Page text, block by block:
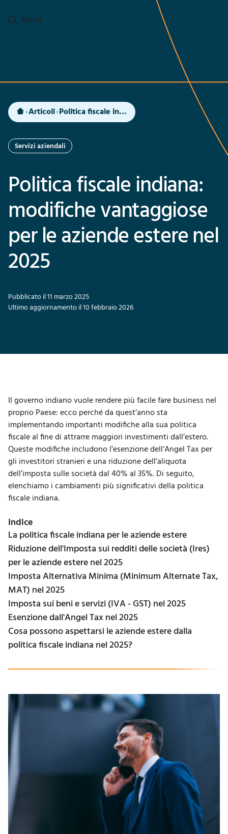
Menù
Articoli Politica fiscale indiana: modifiche vantaggiose per le aziende estere nel 2025
Servizi aziendali
Politica fiscale indiana:
modifiche vantaggiose
per le aziende estere nel
2025
Pubblicato il 11 marzo 2025
Ultimo aggiornamento il 10 febbraio 2026
Il governo indiano vuole rendere più facile fare business nel
proprio Paese: ecco perché da quest’anno sta
implementando importanti modifiche alla sua politica
fiscale al fine di attrarre maggiori investimenti dall’estero.
Queste modifiche includono l’esenzione dell’Angel Tax per
gli investitori stranieri e una riduzione dell’aliquota
dell’imposta sulle società dal 40% al 35%. Di seguito,
elenchiamo i cambiamenti più significativi della politica
fiscale indiana.
Indice
La politica fiscale indiana per le aziende estere
Riduzione dell'Imposta sui redditi delle società (Ires)
per le aziende estere nel 2025
Imposta Alternativa Minima (Minimum Alternate Tax,
MAT) nel 2025
Imposta sui beni e servizi (IVA - GST) nel 2025
Esenzione dall'Angel Tax nel 2025
Cosa possono aspettarsi le aziende estere dalla
politica fiscale indiana nel 2025?